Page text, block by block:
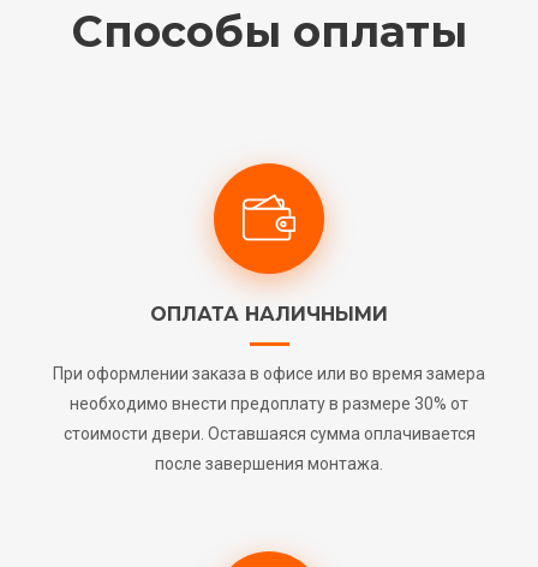
Способы оплаты
ОПЛАТА НАЛИЧНЫМИ
При оформлении заказа в офисе или во время замера
необходимо внести предоплату в размере 30% от
стоимости двери. Оставшаяся сумма оплачивается
после завершения монтажа.